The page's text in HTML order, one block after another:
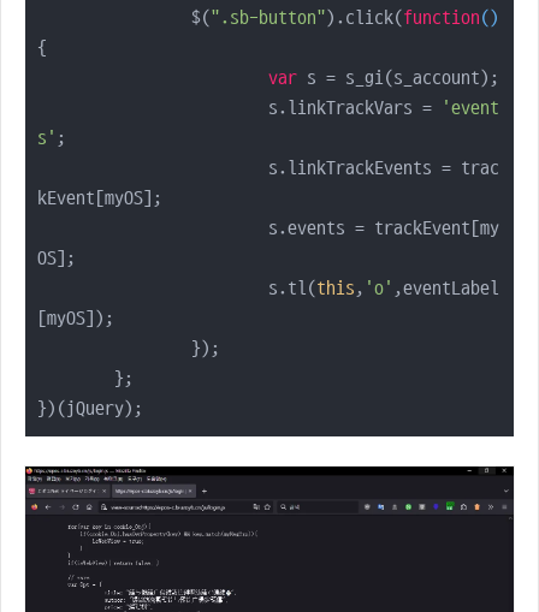
		$(
".sb-button").click(function()
{
var s = s_gi(s_account);
			s.linkTrackVars =
'event
s' ;
kEvent[myOS];
OS];
			s.tl(
this , 'o' ,eventLabel
[myOS]);
})(jQuery);